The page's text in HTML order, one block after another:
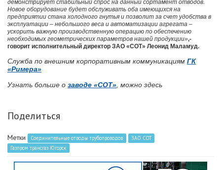
демонстрирует стабильный спрос на данный сортамент отводов.
Новое оборудование будет обслуживать оба имеющихся на
предприятии стана холодного гнутья и позволит за счет удобства в
эксплуатации – небольшого веса и автоматизации агрегата –
ускорить важную производственную операцию по обеспечению
необходимых геометрических параметров нашей продукции»,-
говорит исполнительный директор ЗАО «СОТ» Леонид Маламуд.
Служба по внешним корпоративным коммуникациям ГК
«Римера»
Узнать больше о заводе «СОТ», можно здесь
Поделиться
Метки Соединительные отводы трубопроводов
ЗАО СОТ
Газпром трансгаз Югорск